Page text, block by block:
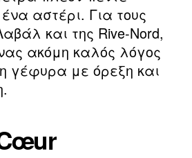
αστέρι. Για τους
και της Rive‑Nord,
ακόμη καλός λόγος
γέφυρα με όρεξη και